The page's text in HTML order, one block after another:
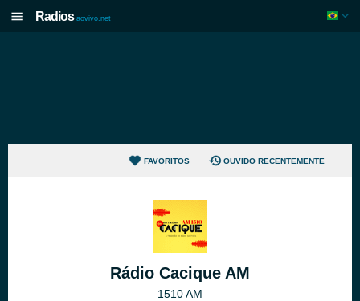
Radios aovivo.net
FAVORITOS OUVIDO RECENTEMENTE
Rádio Cacique AM
1510 AM